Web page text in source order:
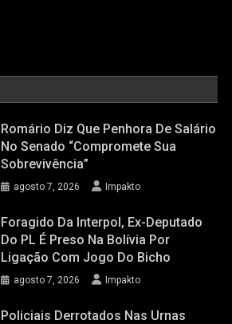
Romário Diz Que Penhora De Salário
No Senado “compromete Sua
Sobrevivência”
agosto 7, 2026 Impakto
Foragido Da Interpol, Ex-Deputado
Do PL É Preso Na Bolívia Por
Ligação Com Jogo Do Bicho
agosto 7, 2026 Impakto
Policiais Derrotados Nas Urnas